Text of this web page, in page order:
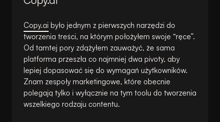
Copy.ai było jednym z pierwszych narzędzi do
tworzenia treści, na którym położyłem swoje “ręce”.
Od tamtej pory zdążyłem zauważyć, że sama
platforma przeszła co najmniej dwa pivoty, aby
lepiej dopasować się do wymagań użytkowników.
Znam zespoły marketingowe, które obecnie
polegają tylko i wyłącznie na tym toolu do tworzenia
wszelkiego rodzaju contentu.